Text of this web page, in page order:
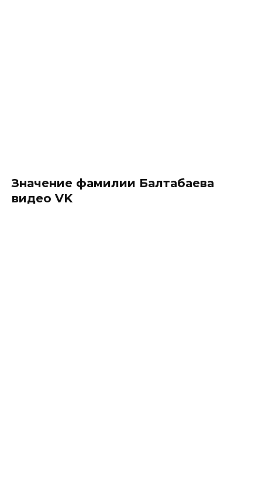
Значение фамилии Балтабаева
видео VK